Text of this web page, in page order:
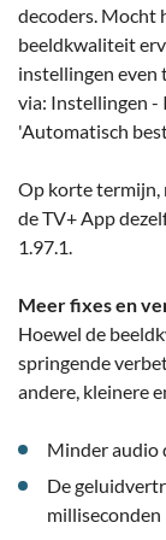
decoders. Mocht
beeldkwaliteit
instellingen even
via: Instellingen
'Automatisch
Op korte termijn,
de TV+ App
1.97.1.
Meer fixes en
Hoewel de
springende
andere, kleinere
Minder audio
De
milliseconden